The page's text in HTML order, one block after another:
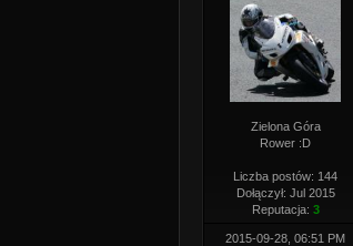
Zielona Góra
Rower :D
Liczba postów: 144
Dołączył: Jul 2015
Reputacja: 3
2015-09-28, 06:51 PM